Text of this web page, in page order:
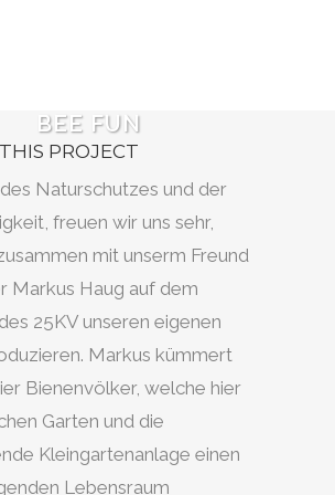
BEE FUN
PROJECT
Naturschutzes und der
freuen wir uns sehr,
mit unserm Freund
Markus Haug auf dem
25KV unseren eigenen
Markus kümmert
Bienenvölker, welche hier
Garten und die
Kleingartenanlage einen
Lebensraum